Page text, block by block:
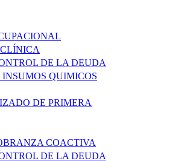
DE LA DEUDA
QUIMICOS
DE PRIMERA
COACTIVA
DE LA DEUDA